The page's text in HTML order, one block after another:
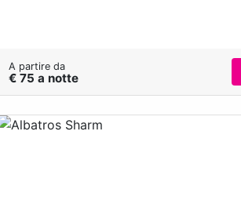
A partire da
€ 75 a notte